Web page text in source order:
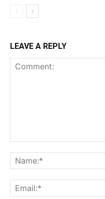
LEAVE A REPLY